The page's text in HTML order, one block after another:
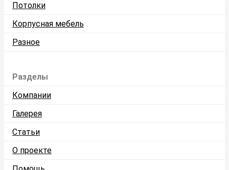
Потолки
Корпусная мебель
Разное
Разделы
Компании
Галерея
Статьи
О проекте